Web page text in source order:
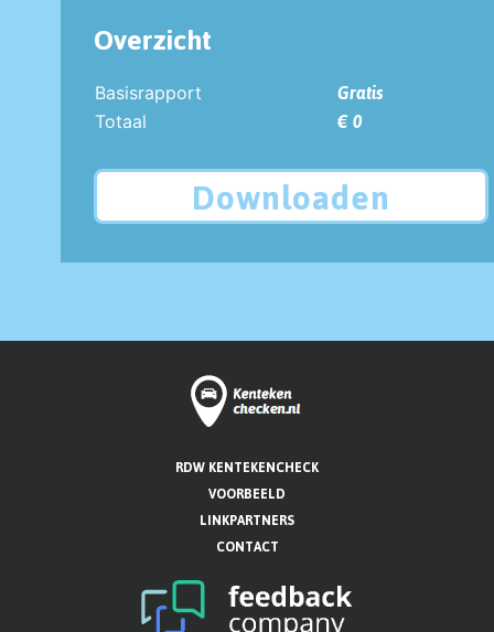
Overzicht
Basisrapport
Gratis
Totaal
€ 0
Downloaden
RDW KENTEKENCHECK
VOORBEELD
LINKPARTNERS
CONTACT